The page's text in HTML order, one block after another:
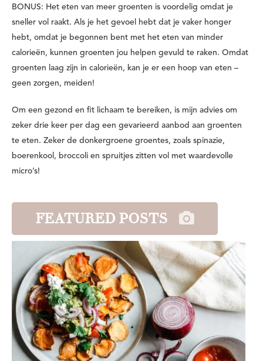
BONUS: Het eten van meer groenten is voordelig omdat je
sneller vol raakt. Als je het gevoel hebt dat je vaker honger
hebt, omdat je begonnen bent met het eten van minder
calorieën, kunnen groenten jou helpen gevuld te raken. Omdat
groenten laag zijn in calorieën, kan je er een hoop van eten –
geen zorgen, meiden!
Om een gezond en fit lichaam te bereiken, is mijn advies om
zeker drie keer per dag een gevarieerd aanbod aan groenten
te eten. Zeker de donkergroene groentes, zoals spinazie,
boerenkool, broccoli en spruitjes zitten vol met waardevolle
micro’s!
FEATURED POSTS